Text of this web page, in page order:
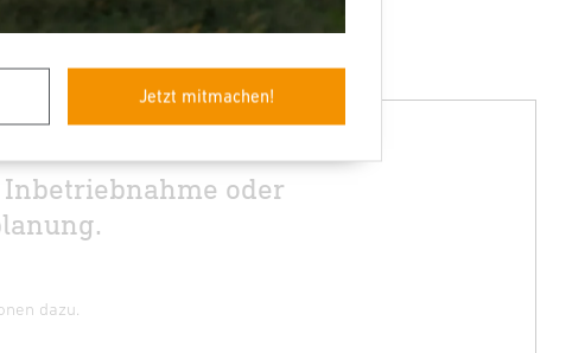
Jetzt mitmachen!
oder
dazu.